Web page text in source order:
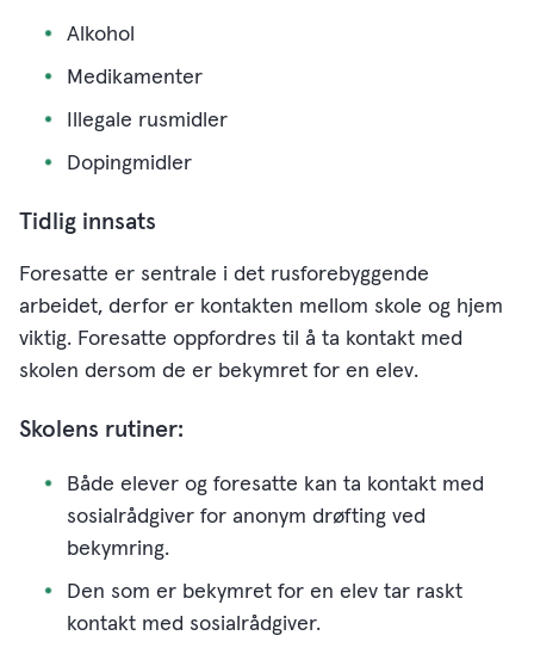
Alkohol
Medikamenter
Illegale rusmidler
Dopingmidler
Tidlig innsats
Foresatte er sentrale i det rusforebyggende
arbeidet, derfor er kontakten mellom skole og hjem
viktig. Foresatte oppfordres til å ta kontakt med
skolen dersom de er bekymret for en elev.
Skolens rutiner:
Både elever og foresatte kan ta kontakt med
sosialrådgiver for anonym drøfting ved
bekymring.
Den som er bekymret for en elev tar raskt
kontakt med sosialrådgiver.